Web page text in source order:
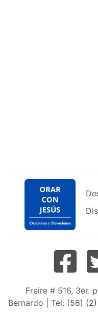
Freire # 516, 3er.
Bernardo | Tel: (56) (2)